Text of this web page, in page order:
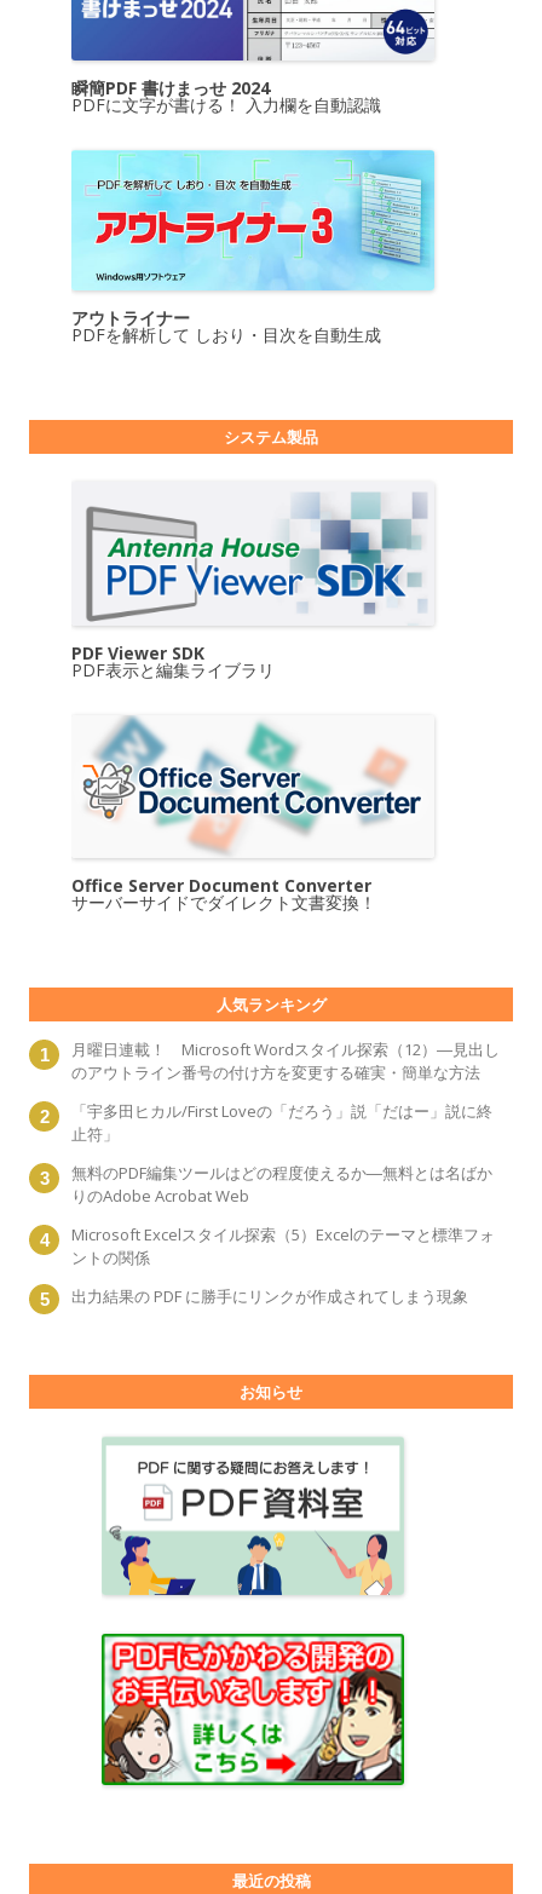
瞬簡PDF 書けまっせ 2024
PDFに文字が書ける！ 入力欄を自動認識
アウトライナー
PDFを解析して しおり・目次を自動生成
システム製品
PDF Viewer SDK
PDF表示と編集ライブラリ
Office Server Document Converter
サーバーサイドでダイレクト文書変換！
人気ランキング
月曜日連載！ Microsoft Wordスタイル探索（12）―見出し
のアウトライン番号の付け方を変更する確実・簡単な方法
「宇多田ヒカル/First Loveの「だろう」説「だはー」説に終
止符」
無料のPDF編集ツールはどの程度使えるか―無料とは名ばか
りのAdobe Acrobat Web
Microsoft Excelスタイル探索（5）Excelのテーマと標準フォ
ントの関係
出力結果の PDF に勝手にリンクが作成されてしまう現象
お知らせ
最近の投稿